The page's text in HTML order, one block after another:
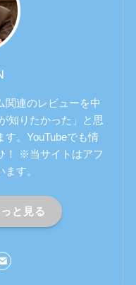
関連のレビューを中
知りたかった」と思
す。YouTubeでも情
！ ※当サイトはアフ
す。
と見る